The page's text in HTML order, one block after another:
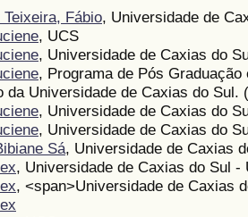
Teixeira, Fábio, Universidade de
, UCS
, Universidade de Caxias do
, Programa de Pós
da Universidade de Caxias do Sul.
, Universidade de Caxias do
, Universidade de Caxias do
Sá, Universidade de Caxias
, Universidade de Caxias do Sul -
, <span>Universidade de Caxias